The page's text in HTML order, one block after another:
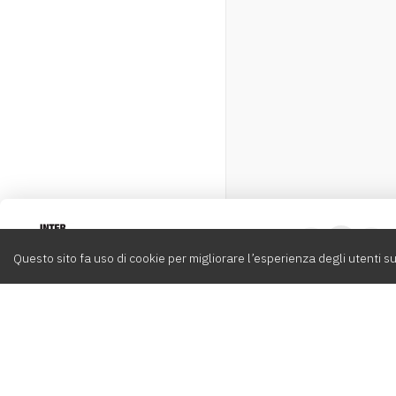
Questo sito fa uso di cookie per migliorare l’esperienza degli utenti